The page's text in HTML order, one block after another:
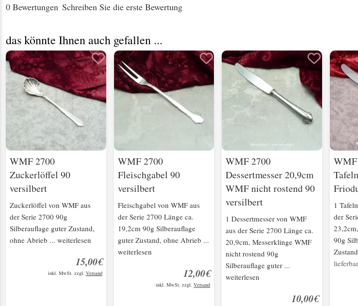
0 Bewertungen Schreiben Sie die erste Bewertung
das könnte Ihnen auch gefallen ...
WMF 2700
Zuckerlöffel 90
versilbert
Zuckerlöffel von WMF aus
der Serie 2700 90g
Silberauflage guter Zustand,
ohne Abrieb ... weiterlesen
15,00€
inkl. MwSt. zzgl. Versand
WMF 2700
Fleischgabel 90
versilbert
Fleischgabel von WMF aus
der Serie 2700 Länge ca.
19,2cm 90g Silberauflage
guter Zustand, ohne Abrieb ...
weiterlesen
12,00€
inkl. MwSt. zzgl.Versand
WMF 2700
Dessertmesser 20,9cm
WMF nicht rostend 90
versilbert
1 Dessertmesser von WMF
aus der Serie 2700 Länge ca.
20,9cm, Messerklinge WMF
nicht rostend 90g
Silberauflage guter ...
weiterlesen
10,00€
1
der
90g